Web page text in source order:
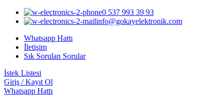
0 537 993 39 93
info@gokayelektronik.com
Whatsapp Hattı
İletişim
Sık Sorulan Sorular
İstek Listesi
Giriş / Kayıt Ol
Whatsapp Hattı